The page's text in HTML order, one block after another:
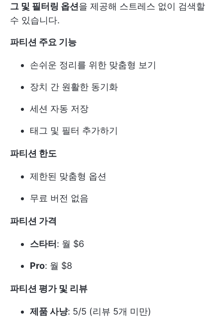
그 및 필터링 옵션을 제공해 스트레스 없이 검색할
수 있습니다.
파티션 주요 기능
손쉬운 정리를 위한 맞춤형 보기
장치 간 원활한 동기화
세션 자동 저장
태그 및 필터 추가하기
파티션 한도
제한된 맞춤형 옵션
무료 버전 없음
파티션 가격
스타터: 월 $6
Pro: 월 $8
파티션 평가 및 리뷰
제품 사냥: 5/5 (리뷰 5개 미만)